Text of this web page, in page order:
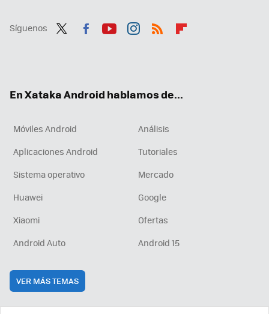
Síguenos
En Xataka Android hablamos de...
Móviles Android
Análisis
Aplicaciones Android
Tutoriales
Sistema operativo
Mercado
Huawei
Google
Xiaomi
Ofertas
Android Auto
Android 15
VER MÁS TEMAS